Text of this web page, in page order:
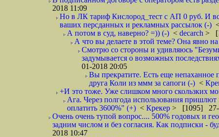
2018 11:09
Но в ЛК тариф Кислород_тест с АП 0 руб. И
ваших персданных и рекламных рассылок (-)
А потом в суд, наверно? =)) (-) < decarch >
А что вы делаете в этой теме? Она явно
Смотрю со стороны и удивляюсь
задумывается о возможных
01-2018 20:05
Вы прекратите. Есть еще непаханное
друга Коли из ммм за сапоги (-) <
+И это тоже. Уже слишком много скользких
Ага. Через полгода использования
оплатить 3600%" (+) < Крекер > [1095] 27-
Очень очень тупой вопрос.... 500% годовых и
задним числом и без согласия. Как подписки -
2018 10:47